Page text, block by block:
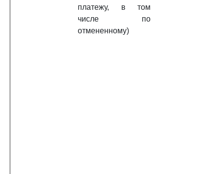
платежу, в том
числе по
отмененному)